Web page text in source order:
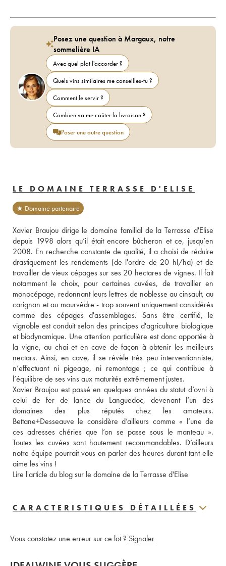
Posez une question à Margaux, notre
sommelière IA
Avec quel plat l'accorder ?
Quels vins similaires me conseilles-tu ?
Comment le servir ?
Combien va me coûter la livraison ?
Poser une autre question
LE DOMAINE TERRASSE D'ELISE
★ Domaine partenaire
Xavier Braujou dirige le domaine familial de la Terrasse d'Elise
depuis 1998 alors qu’il était encore bûcheron et ce, jusqu’en
2008. En recherche constante de qualité, il a choisi de réduire
drastiquement les rendements (de l'ordre de 20 hl/ha) et de
travailler de vieux cépages sur ses 20 hectares de vignes. Il fait
notamment le choix, pour certaines cuvées, de travailler en
monocépage, redonnant leurs lettres de noblesse au cinsault, au
carignan et au mourvèdre - trop souvent uniquement considérés
comme des cépages d'assemblages. Sans être certifié, le
vignoble est conduit selon des principes d'agriculture biologique
et biodynamique. Une attention particulière est donc apportée à
la vigne, au chai et en cave de façon à obtenir les meilleurs
nectars. Ainsi, en cave, il se révèle très peu interventionniste,
n’effectuant ni pigeage, ni remontage ; ce qui contribue à
l’équilibre de ses vins aux maturités extrêmement justes.
Xavier Braujou est passé en quelques années du statut d’ovni à
celui de fer de lance du Languedoc, devenant l’un des
domaines des plus réputés chez les amateurs.
Bettane+Desseauve le considère d’ailleurs comme « l’une de
ces adresses chéries que l’on se passe sous le manteau ».
Toutes les cuvées sont hautement recommandables. D’ailleurs
notre équipe pourrait vous en parler des heures durant tant elle
aime les vins !
Lire l'article du blog sur le domaine de la Terrasse d'Elise
CARACTERISTIQUES DÉTAILLÉES
Vous constatez une erreur sur ce lot ? Signaler